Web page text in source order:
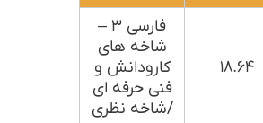
۱۸.۶۴
فارسی ۳ –
شاخه های
کارودانش و
فنی حرفه ای
/شاخه نظری